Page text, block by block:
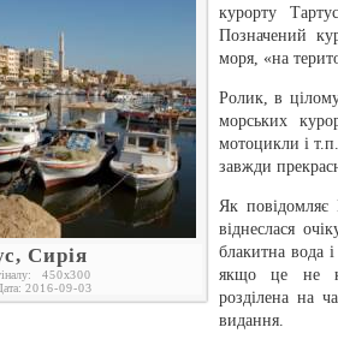
Сирія
450x300
2016-09-03
курорту
Позначений
моря, «на
Ролик, в
морських
мотоцикли і
завжди
Як повідомляє
віднеслася
блакитна вода
якщо це не
розділена на
видання.